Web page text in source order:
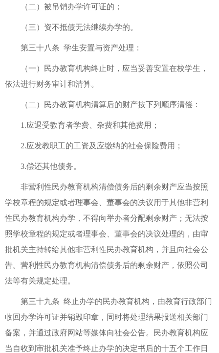
（二）被吊销办学许可证的；
（三）资不抵债无法继续办学的。
第三十八条 学生安置与资产处理：
（一）民办教育机构终止时，应当妥善安置在校学生，
依法进行财务审计和清算。
（二）民办教育机构清算后的财产按下列顺序清偿：
1.应退受教育者学费、杂费和其他费用；
2.应发教职工的工资及应缴纳的社会保险费用；
3.偿还其他债务。
非营利性民办教育机构清偿债务后的剩余财产应当按照
学校章程的规定或者理事会、董事会的决议用于其他非营利
性民办教育机构办学，不得向举办者分配剩余财产；无法按
照学校章程的规定或者理事会、董事会的决议处理的，由审
批机关主持转给其他非营利性民办教育机构，并且向社会公
告。营利性民办教育机构清偿债务后的剩余财产，依照公司
法等有关规定处理。
第三十九条 终止办学的民办教育机构，由教育行政部门
收回办学许可证并销毁印章，同时将处理结果报送相关部门
备案，并通过政府网站等媒体向社会公告。民办教育机构应
当自收到审批机关准予终止办学的决定书后的十五个工作日